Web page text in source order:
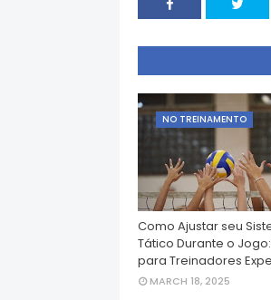
NO TREINAMENTO
Como Ajustar seu
Tático Durante o
para Treinadores
MARCH 18, 2025